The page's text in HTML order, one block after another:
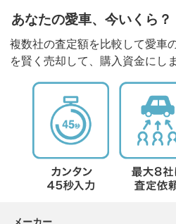
あなたの愛車、今いくら？
複数社の査定額を比較して愛車
を賢く売却して、購入資金にし